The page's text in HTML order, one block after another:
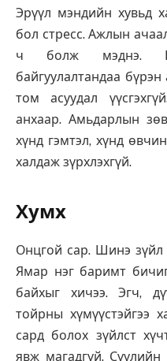
Эрүүл мэндийн хувьд
бол стресс. Ажлын
ч болж мэднэ.
байгуулалтандаа
том асуудал
анхаар. Амьдарлын
хүнд гэмтэл, хүнд
халдаж зүрхлэхгүй.
Хумх
Онцгой сар. Шинэ зүйл
Ямар нэг баримт
байхыг хичээ. Эгч,
тойрны хүмүүстэйгээ
сард болох зүйлст
явж магадгүй.